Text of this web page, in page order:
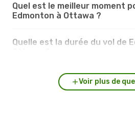
Quel est le meilleur moment
Edmonton à Ottawa ?
Quelle est la durée du vol de
Voir plus de